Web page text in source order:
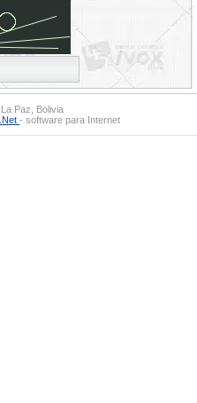
Paz, Bolivia
- software para Internet